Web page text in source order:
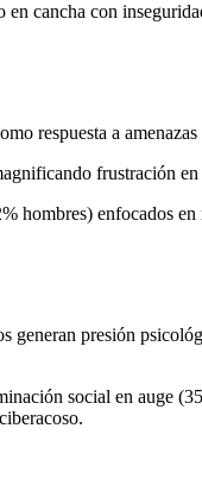
en cancha con
respuesta a
frustración
hombres) enfocados
presión
social en auge